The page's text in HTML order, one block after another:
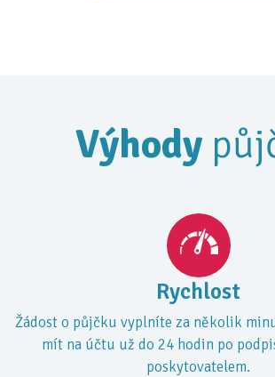
Výhody
Rychlost
Žádost o půjčku vyplníte za několik
mít na účtu už do 24 hodin po
poskytovatelem.